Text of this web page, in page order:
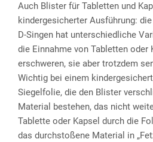
Auch Blister für Tabletten und
kindergesicherter Ausführung:
D-Singen hat unterschiedliche
die Einnahme von Tabletten oder
erschweren, sie aber trotzdem
Wichtig bei einem
Siegelfolie, die den Blister
Material bestehen, das nicht
Tablette oder Kapsel durch die
das durchstoßene Material in